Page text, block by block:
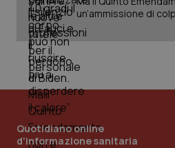
un’ammissione di
Quotidiano online
d'informazione sanitaria